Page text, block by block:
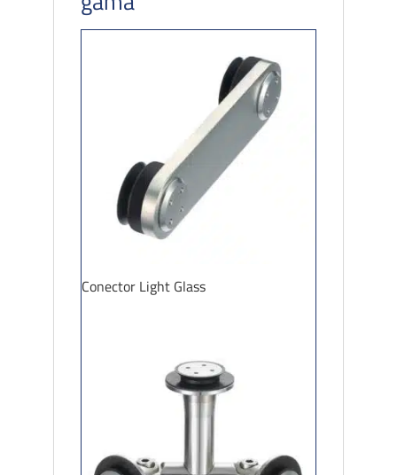
Conector Light Glass